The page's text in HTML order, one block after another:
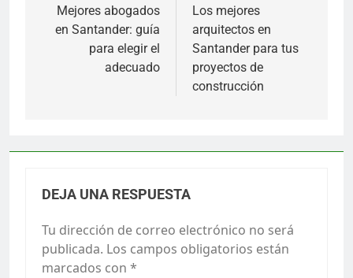
de
entradas
Mejores abogados
en Santander: guía
para elegir el
adecuado
Los mejores
arquitectos en
Santander para tus
proyectos de
construcción
DEJA UNA RESPUESTA
Tu dirección de correo electrónico no será
publicada. Los campos obligatorios están
marcados con *